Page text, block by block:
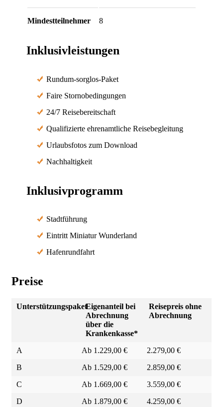
Mindestteilnehmer 8
Inklusivleistungen
Rundum-sorglos-Paket
Faire Stornobedingungen
24/7 Reisebereitschaft
Qualifizierte ehrenamtliche Reisebegleitung
Urlaubsfotos zum Download
Nachhaltigkeit
Inklusivprogramm
Stadtführung
Eintritt Miniatur Wunderland
Hafenrundfahrt
Preise
UnterstützungspaketEigenanteil bei
Abrechnung
über die
Krankenkasse*
Reisepreis ohne
Abrechnung
A Ab 1.229,00 €
2.279,00 €
B
Ab 1.529,00 €
2.859,00 €
C
Ab 1.669,00 €
3.559,00 €
D
Ab 1.879,00 € 4.259,00 €